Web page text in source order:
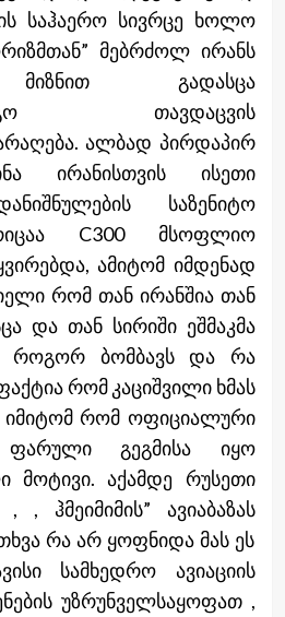
საჰაერო სივრცე ხოლო
მებრძოლ ირანს
მიზნით გადასცა
თავდაცვის
ალბად პირდაპირ
ირანისთვის ისეთი
საზენიტო
C300 მსოფლიო
ამიტომ იმდენად
რომ თან ირანშია თან
და თან სირიში ეშმაკმა
როგორ ბომბავს და რა
რომ კაციშვილი ხმას
იმიტომ რომ ოფიციალური
გეგმისა იყო
მოტივი. აქამდე რუსეთი
, ჰმეიმიმის” ავიაბაზას
რა არ ყოფნიდა მას ეს
სამხედრო ავიაციის
უზრუნველსაყოფათ ,